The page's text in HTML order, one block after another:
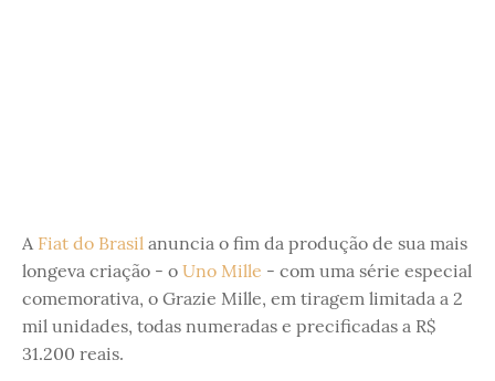
A Fiat do Brasil anuncia o fim da produção de sua mais
longeva criação - o Uno Mille - com uma série especial
comemorativa, o Grazie Mille, em tiragem limitada a 2
mil unidades, todas numeradas e precificadas a R$
31.200 reais.